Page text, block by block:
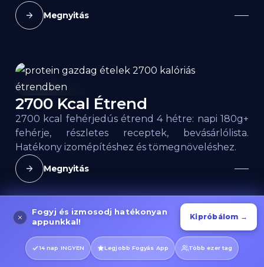
Megnyitás
2700 kcal
2700 Kcal Étrend
2700 kcal fehérjedús étrend 4 hétre: napi 180g+
fehérje, részletes receptek, bevásárlólista.
Hatékony izomépítéshez és tömegnöveléshez.
Megnyitás
2100
2100 Kcal Étrend
2100 kcal fehérjedús étrend 4 hétre: napi 150g+
Fogyj és izmosodj hatékonyan
appunkkal!
Kipróbálom →
14 nap INGYEN Legjobb Fogyás App Több ezer tag